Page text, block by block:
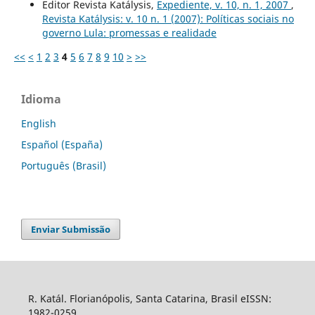
Editor Revista Katálysis, Expediente, v. 10, n. 1, 2007 ,
Revista Katálysis: v. 10 n. 1 (2007): Políticas sociais no
governo Lula: promessas e realidade
<< < 1 2 3 4 5 6 7 8 9 10 > >>
Idioma
English
Español (España)
Português (Brasil)
Enviar Submissão
R. Katál. Florianópolis, Santa Catarina, Brasil eISSN: